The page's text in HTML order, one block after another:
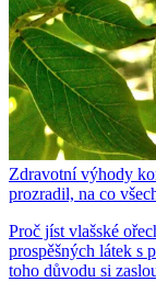
Zdravotní výhody
prozradil, na co
Proč jíst vlašské
prospěšných látek s
toho důvodu si